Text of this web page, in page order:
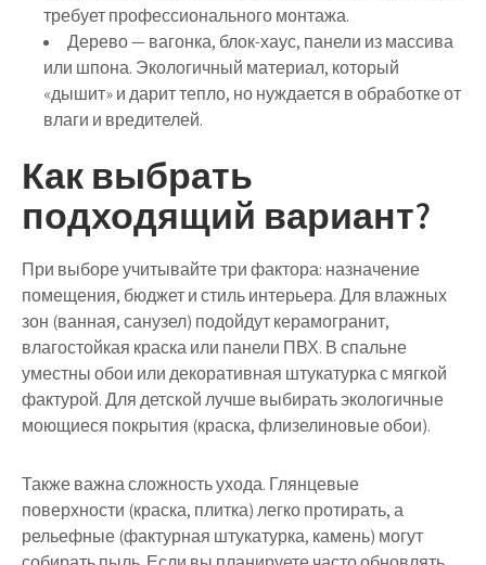
требует профессионального монтажа.
Дерево— вагонка, блок-хаус, панели из массива
или шпона. Экологичный материал, который
«дышит» и дарит тепло, но нуждается в обработке от
влаги и вредителей.
Как выбрать
подходящий вариант?
При выборе учитывайте три фактора: назначение
помещения, бюджетистиль интерьера. Для влажных
зон (ванная, санузел) подойдут керамогранит,
влагостойкая краска или панели ПВХ. В спальне
уместны обои или декоративная штукатурка с мягкой
фактурой. Для детской лучше выбирать экологичные
моющиеся покрытия (краска, флизелиновые обои).
Также важна сложность ухода. Глянцевые
поверхности (краска, плитка) легко протирать, а
рельефные (фактурная штукатурка, камень) могут